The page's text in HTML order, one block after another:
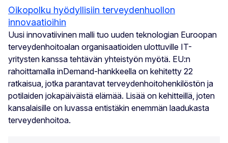
Oikopolku hyödyllisiin terveydenhuollon
innovaatioihin
Uusi innovatiivinen malli tuo uuden teknologian Euroopan
terveydenhoitoalan organisaatioiden ulottuville IT-
yritysten kanssa tehtävän yhteistyön myötä. EU:n
rahoittamalla inDemand-hankkeella on kehitetty 22
ratkaisua, jotka parantavat terveydenhoitohenkilöstön ja
potilaiden jokapäiväistä elämää. Lisää on kehitteillä, joten
kansalaisille on luvassa entistäkin enemmän laadukasta
terveydenhoitoa.